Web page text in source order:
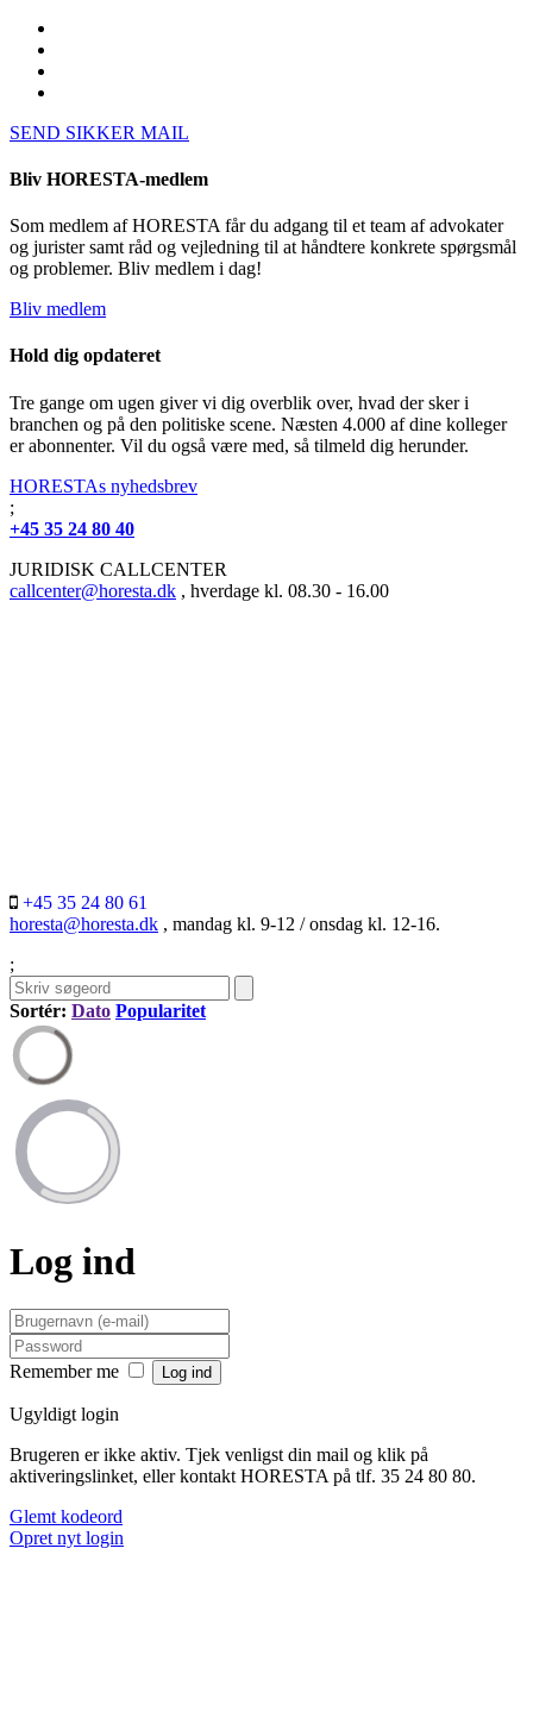
SEND SIKKER MAIL
Bliv HORESTA-medlem
Som medlem af HORESTA får du adgang til et team af advokater
og jurister samt råd og vejledning til at håndtere konkrete spørgsmål
og problemer. Bliv medlem i dag!
Bliv medlem
Hold dig opdateret
Tre gange om ugen giver vi dig overblik over, hvad der sker i
branchen og på den politiske scene. Næsten 4.000 af dine kolleger
er abonnenter. Vil du også være med, så tilmeld dig herunder.
HORESTAs nyhedsbrev
;
+45 35 24 80 40
JURIDISK CALLCENTER
callcenter@horesta.dk , hverdage kl. 08.30 - 16.00
+45 35 24 80 61
horesta@horesta.dk , mandag kl. 9-12 / onsdag kl. 12-16.
;
Sortér: Dato Popularitet
Log ind
Remember me
Ugyldigt login
Brugeren er ikke aktiv. Tjek venligst din mail og klik på
aktiveringslinket, eller kontakt HORESTA på tlf. 35 24 80 80.
Glemt kodeord
Opret nyt login